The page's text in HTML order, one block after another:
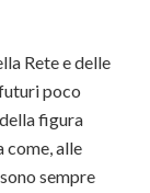
Rete e delle
poco
figura
come, alle
sempre